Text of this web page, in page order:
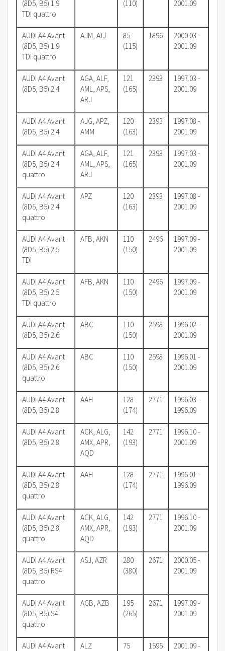
(8D5, B5) 1.9
TDI quattro
(110) 2001.09
AUDI A4 Avant
(8D5, B5) 1.9
TDI quattro
AJM, ATJ
85
(115)
1896
2000.03 -
2001.09
AUDI A4 Avant
(8D5, B5) 2.4
AGA, ALF,
AML, APS,
ARJ
121
(165)
2393
1997.03 -
2001.09
AUDI A4 Avant
(8D5, B5) 2.4
AJG, APZ,
AMM
120
(163)
2393
1997.08 -
2001.09
AUDI A4 Avant
(8D5, B5) 2.4
quattro
AGA, ALF,
AML, APS,
ARJ
121
(165)
2393
1997.03 -
2001.09
AUDI A4 Avant
(8D5, B5) 2.4
quattro
APZ
120
(163)
2393
1997.08 -
2001.09
AUDI A4 Avant
(8D5, B5) 2.5
TDI
AFB, AKN
110
(150)
2496
1997.09 -
2001.09
AUDI A4 Avant
(8D5, B5) 2.5
TDI quattro
AFB, AKN
110
(150)
2496
1997.09 -
2001.09
AUDI A4 Avant
(8D5, B5) 2.6
ABC
110
(150)
2598
1996.02 -
2001.09
AUDI A4 Avant
(8D5, B5) 2.6
quattro
ABC
110
(150)
2598
1996.01 -
2001.09
AUDI A4 Avant
(8D5, B5) 2.8
AAH
128
(174)
2771
1996.03 -
1996.09
AUDI A4 Avant
(8D5, B5) 2.8
ACK, ALG,
AMX, APR,
AQD
142
(193)
2771
1996.10 -
2001.09
AUDI A4 Avant
(8D5, B5) 2.8
quattro
AAH
128
(174)
2771
1996.01 -
1996.09
AUDI A4 Avant
(8D5, B5) 2.8
quattro
ACK, ALG,
AMX, APR,
AQD
142
(193)
2771
1996.10 -
2001.09
AUDI A4 Avant
(8D5, B5) RS4
quattro
ASJ, AZR
280
(380)
2671
2000.05 -
2001.09
AUDI A4 Avant
(8D5, B5) S4
quattro
AGB, AZB
195
(265)
2671
1997.09 -
2001.09
AUDI A4 Avant
ALZ
75
1595
2001.09 -